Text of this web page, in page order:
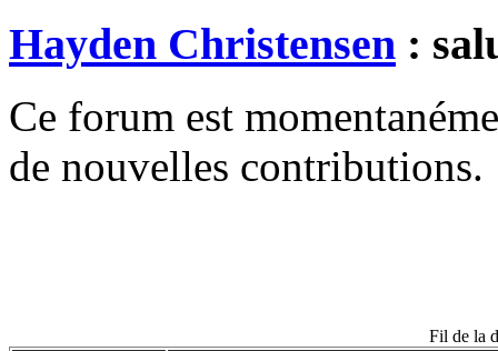
Hayden Christensen :
Ce forum est
de nouvelles contributions.
Fil de la